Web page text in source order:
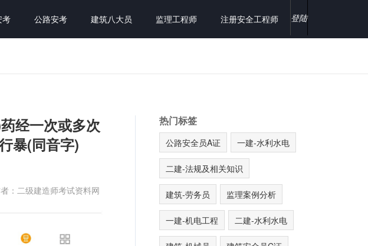
登陆
考 公路安考 建筑八大员 监理工程师 注册安全工程师
经一次或多次
暴(同音字)
：二级建造师考试资料网
热门标签
公路安全员A证 一建-水利水电
二建-法规及相关知识
建筑-劳务员 监理案例分析
一建-机电工程 二建-水利水电